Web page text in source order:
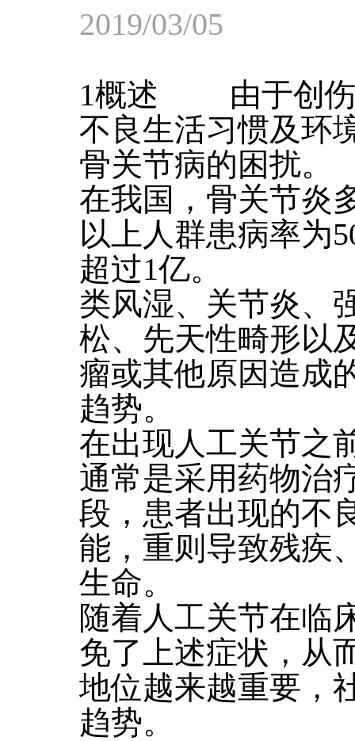
2019/03/05
1概述 由于创伤
不良生活习惯及环
骨关节病的困扰。
在我国，骨关节炎
以上人群患病率为
超过1亿。
类风湿、关节炎、
松、先天性畸形以
瘤或其他原因造成
趋势。
在出现人工关节之
通常是采用药物治
段，患者出现的不
能，重则导致残疾
生命。
随着人工关节在临
免了上述症状，从
地位越来越重要，
趋势。